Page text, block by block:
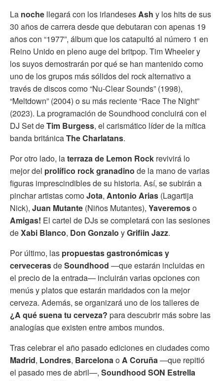
La noche llegará con los irlandesesAsh y los hits de sus
30 años de carrera desde que debutaran con apenas 19
años con “1977”, álbum que los catapultó al número 1 en
Reino Unido en pleno auge del britpop. Tim Wheeler y
los suyos demostrarán por qué se han mantenido como
uno de los grupos más sólidos del rock alternativo a
través de discos como “Nu-Clear Sounds” (1998),
“Meltdown” (2004) o su más reciente “Race The Night”
(2023). La programación de Soundhood concluirá con el
DJ Set deTim Burgess, el carismático líder de la mítica
banda británicaThe Charlatans.
Por otro lado, laterraza de Lemon Rock revivirá lo
mejor del prolífico rock granadino de la mano de varias
figuras imprescindibles de su historia. Así, se subirán a
pinchar artistas comoJota, Antonio Arias (Lagartija
Nick), Juan Mutante (Niños Mutantes), Yaveremoso
Amigas! El cartel de DJs se completará con las sesiones
deXabi Blanco, Don Gonzalo yGrifiin Jazz.
Por último, las propuestas gastronómicas y
cervecerasdeSoundhood —que estarán incluidas en
el precio de la entrada— incluirán varias opciones con
menús y platos que estarán maridados con la mejor
cerveza. Además, se organizará uno de los talleres de
¿A qué suena tu cerveza? para descubrir más sobre las
analogías que existen entre ambos mundos.
Tras celebrar el año pasado ediciones en ciudades como
Madrid, Londres, BarcelonaoA Coruña—que repitió
el pasado mes de abril—, Soundhood SON Estrella